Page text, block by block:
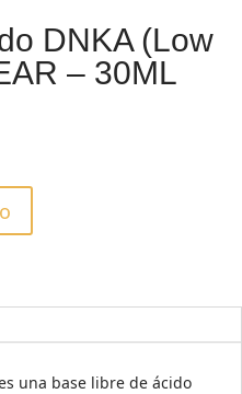
DNKA (Low
– 30ML
una base libre de ácido